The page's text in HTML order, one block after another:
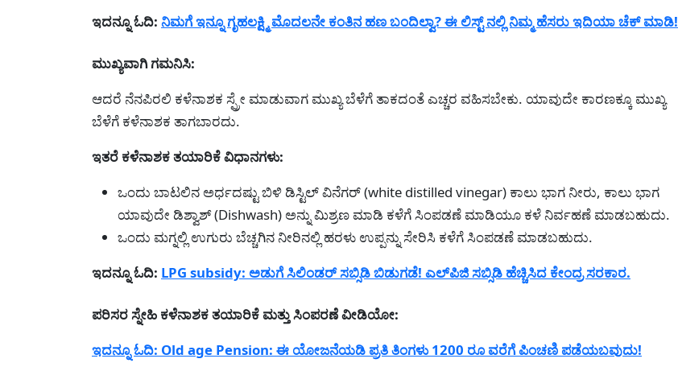
ಇದನ್ನೂ ಓದಿ: ನಿಮಗೆ ಇನ್ನೂ ಗೃಹಲಕ್ಷ್ಮಿ ಮೊದಲನೇ ಕಂತಿನ ಹಣ ಬಂದಿಲ್ವಾ? ಈ ಲಿಸ್ಟ್ ನಲ್ಲಿ ನಿಮ್ಮ ಹೆಸರು ಇದಿಯಾ ಚೆಕ್ ಮಾಡಿ!
ಮುಖ್ಯವಾಗಿ ಗಮನಿಸಿ:
ಆದರೆ ನೆನಪಿರಲಿ ಕಳೆನಾಶಕ ಸ್ಪ್ರೇ ಮಾಡುವಾಗ ಮುಖ್ಯ ಬೆಳೆಗೆ ತಾಕದಂತೆ ಎಚ್ಚರ ವಹಿಸಬೇಕು. ಯಾವುದೇ ಕಾರಣಕ್ಕೂ ಮುಖ್ಯ
ಬೆಳೆಗೆ ಕಳೆನಾಶಕ ತಾಗಬಾರದು.
ಇತರೆ ಕಳೆನಾಶಕ ತಯಾರಿಕೆ ವಿಧಾನಗಳು:
ಒಂದು ಬಾಟಲಿನ ಅರ್ಧದಷ್ಟು ಬಿಳಿ ಡಿಸ್ಟಿಲ್ ವಿನೆಗರ್ (white distilled vinegar) ಕಾಲು ಭಾಗ ನೀರು, ಕಾಲು ಭಾಗ
ಯಾವುದೇ ಡಿಶ್ವಾಶ್ (Dishwash) ಅನ್ನು ಮಿಶ್ರಣ ಮಾಡಿ ಕಳೆಗೆ ಸಿಂಪಡಣೆ ಮಾಡಿಯೂ ಕಳೆ ನಿರ್ವಹಣೆ ಮಾಡಬಹುದು.
ಒಂದು ಮಗ್ನಲ್ಲಿ ಉಗುರು ಬೆಚ್ಚಗಿನ ನೀರಿನಲ್ಲಿ ಹರಳು ಉಪ್ಪನ್ನು ಸೇರಿಸಿ ಕಳೆಗೆ ಸಿಂಪಡಣೆ ಮಾಡಬಹುದು.
ಇದನ್ನೂ ಓದಿ: LPG subsidy: ಅಡುಗೆ ಸಿಲಿಂಡರ್ ಸಬ್ಸಿಡಿ ಬಿಡುಗಡೆ! ಎಲ್‌ಪಿಜಿ ಸಬ್ಸಿಡಿ ಹೆಚ್ಚಿಸಿದ ಕೇಂದ್ರ ಸರಕಾರ.
ಪರಿಸರ ಸ್ನೇಹಿ ಕಳೆನಾಶಕ ತಯಾರಿಕೆ ಮತ್ತು ಸಿಂಪರಣೆ ವೀಡಿಯೋ:
ಇದನ್ನೂ ಓದಿ: Old age Pension: ಈ ಯೋಜನೆಯಡಿ ಪ್ರತಿ ತಿಂಗಳು 1200 ರೂ ವರೆಗೆ ಪಿಂಚಣಿ ಪಡೆಯಬವುದು!